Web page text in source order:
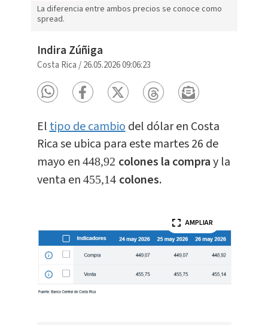
La diferencia entre ambos precios se conoce como
spread.
Indira Zúñiga
Costa Rica /26.05.2026 09:06:23
Eltipo de cambiodel dólar en Costa
Rica se ubica para este martes 26 de
mayo en 448,92 colones la compray la
venta en 455,14 colones.
AMPLIAR